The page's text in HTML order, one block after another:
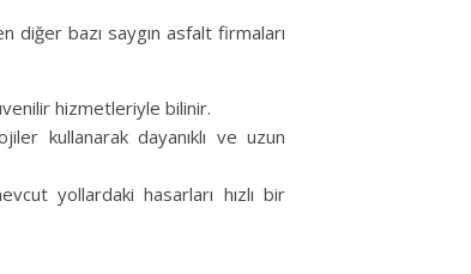
diğer bazı saygın asfalt firmaları
hizmetleriyle bilinir.
kullanarak dayanıklı ve uzun
yollardaki hasarları hızlı bir